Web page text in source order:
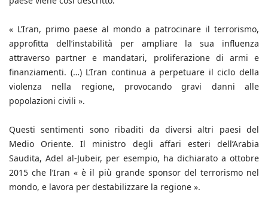
« L’Iran, primo paese al mondo a patrocinare il terrorismo,
approfitta dell’instabilità per ampliare la sua influenza
attraverso partner e mandatari, proliferazione di armi e
finanziamenti. (…) L’Iran continua a perpetuare il ciclo della
violenza nella regione, provocando gravi danni alle
popolazioni civili ».
Questi sentimenti sono ribaditi da diversi altri paesi del
Medio Oriente. Il ministro degli affari esteri dell’Arabia
Saudita, Adel al-Jubeir, per esempio, ha dichiarato a ottobre
2015 che l’Iran « è il più grande sponsor del terrorismo nel
mondo, e lavora per destabilizzare la regione ».